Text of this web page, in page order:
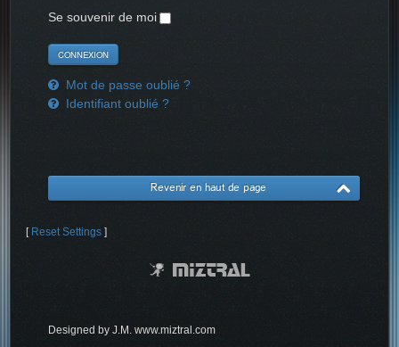
Se souvenir de moi
Mot de passe oublié ?
Identifiant oublié ?
Revenir en haut de page
[ Reset Settings ]
Designed by J.M. www.miztral.com